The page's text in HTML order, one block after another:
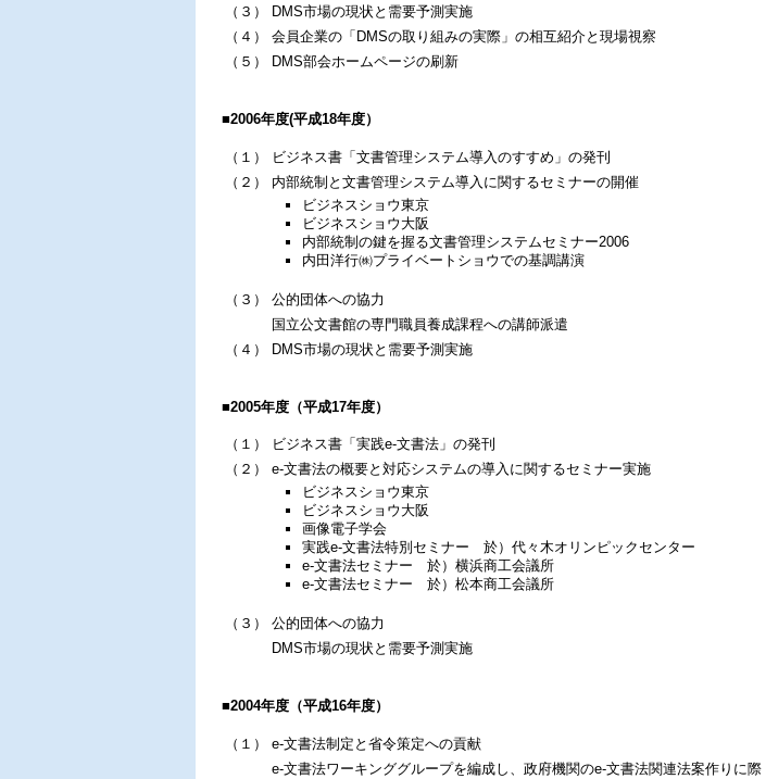
（３）
DMS市場の現状と需要予測実施
（４）
会員企業の「DMSの取り組みの実際」の相互紹介と現場視察
（５）
DMS部会ホームページの刷新
■2006年度(平成18年度）
（１）
ビジネス書「文書管理システム導入のすすめ」の発刊
（２）
内部統制と文書管理システム導入に関するセミナーの開催
ビジネスショウ東京
ビジネスショウ大阪
内部統制の鍵を握る文書管理システムセミナー2006
内田洋行㈱プライベートショウでの基調講演
（３）
公的団体への協力
国立公文書館の専門職員養成課程への講師派遣
（４）
DMS市場の現状と需要予測実施
■2005年度（平成17年度）
（１）
ビジネス書「実践e-文書法」の発刊
（２）
e-文書法の概要と対応システムの導入に関するセミナー実施
ビジネスショウ東京
ビジネスショウ大阪
画像電子学会
実践e-文書法特別セミナー 於）代々木オリンピックセンター
e-文書法セミナー 於）横浜商工会議所
e-文書法セミナー 於）松本商工会議所
（３）
公的団体への協力
DMS市場の現状と需要予測実施
■2004年度（平成16年度）
（１）
e-文書法制定と省令策定への貢献
e-文書法ワーキンググループを編成し、政府機関のe-文書法関連法案作りに際